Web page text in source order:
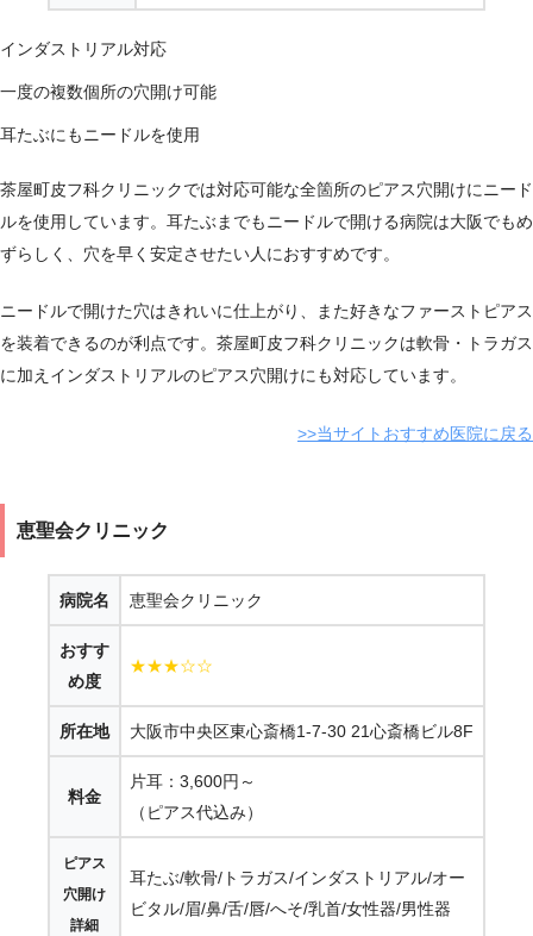
インダストリアル対応
一度の複数個所の穴開け可能
耳たぶにもニードルを使用
茶屋町皮フ科クリニックでは対応可能な全箇所のピアス穴開けにニード
ルを使用しています。耳たぶまでもニードルで開ける病院は大阪でもめ
ずらしく、穴を早く安定させたい人におすすめです。
ニードルで開けた穴はきれいに仕上がり、また好きなファーストピアス
を装着できるのが利点です。茶屋町皮フ科クリニックは軟骨・トラガス
に加えインダストリアルのピアス穴開けにも対応しています。
>>当サイトおすすめ医院に戻る
恵聖会クリニック
病院名 恵聖会クリニック
おすす
め度
★★★☆☆
所在地 大阪市中央区東心斎橋1-7-30 21心斎橋ビル8F
料金
片耳：3,600円～
（ピアス代込み）
ピアス
穴開け
詳細
耳たぶ/軟骨/トラガス/インダストリアル/オー
ビタル/眉/鼻/舌/唇/へそ/乳首/女性器/男性器